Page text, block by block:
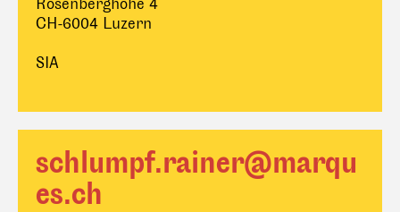
Rosenberghöhe 4
CH-6004 Luzern
SIA
schlumpf.rainer@marqu
es.ch